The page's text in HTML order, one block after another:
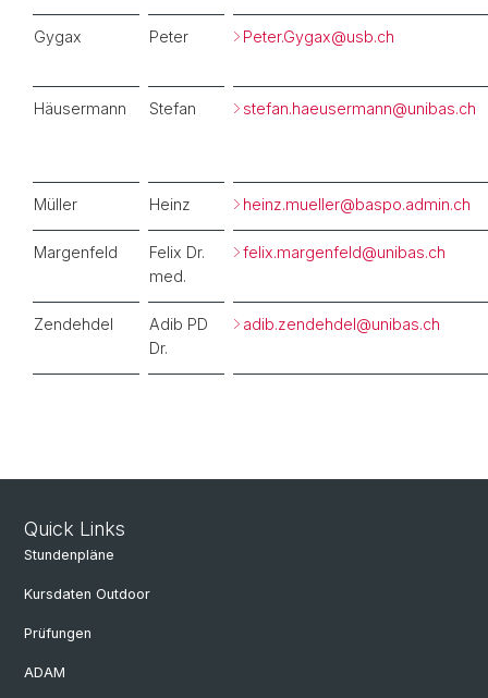
Gygax Peter Peter.Gygax@usb.ch
Häusermann Stefan stefan.haeusermann@unibas.ch
Müller Heinz heinz.mueller@baspo.admin.ch
Margenfeld
Felix Dr.
med.
felix.margenfeld@unibas.ch
Zendehdel
Adib PD
Dr.
adib.zendehdel@unibas.ch
Quick Links
Stundenpläne
Kursdaten Outdoor
Prüfungen
ADAM